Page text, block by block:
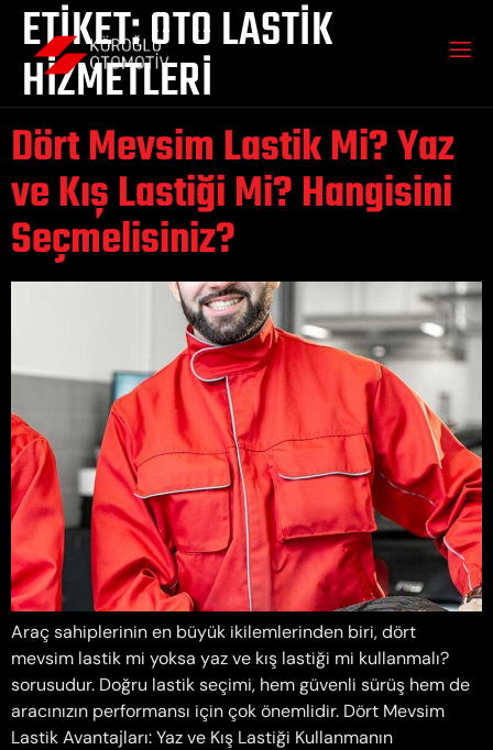
ETIKET:OTO LASTIK
HIZMETLERI
Dört Mevsim Lastik Mi? Yaz
ve Kış Lastiği Mi? Hangisini
Seçmelisiniz?
Araç sahiplerinin en büyük ikilemlerinden biri, dört
mevsim lastik mi yoksa yaz ve kış lastiği mi kullanmalı?
sorusudur. Doğru lastik seçimi, hem güvenli sürüş hem de
aracınızın performansı için çok önemlidir. Dört Mevsim
Lastik Avantajları: Yaz ve Kış Lastiği Kullanmanın